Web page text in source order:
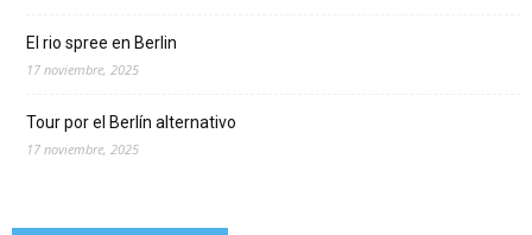
El rio spree en Berlin
17 noviembre, 2025
Tour por el Berlín alternativo
17 noviembre, 2025